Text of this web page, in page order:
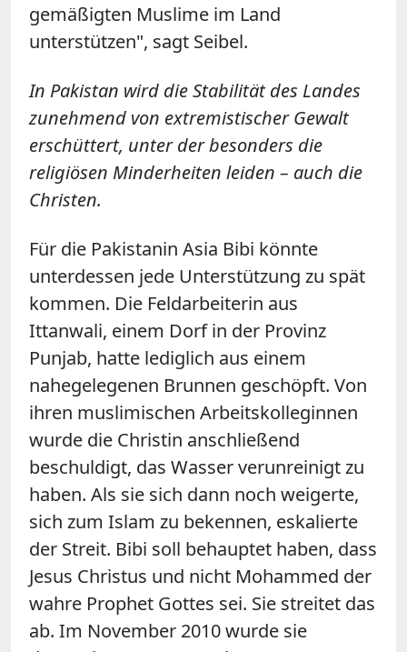
gemäßigten Muslime im Land
unterstützen", sagt Seibel.
In Pakistan wird die Stabilität des Landes
zunehmend von extremistischer Gewalt
erschüttert, unter der besonders die
religiösen Minderheiten leiden – auch die
Christen.
Für die Pakistanin Asia Bibi könnte
unterdessen jede Unterstützung zu spät
kommen. Die Feldarbeiterin aus
Ittanwali, einem Dorf in der Provinz
Punjab, hatte lediglich aus einem
nahegelegenen Brunnen geschöpft. Von
ihren muslimischen Arbeitskolleginnen
wurde die Christin anschließend
beschuldigt, das Wasser verunreinigt zu
haben. Als sie sich dann noch weigerte,
sich zum Islam zu bekennen, eskalierte
der Streit. Bibi soll behauptet haben, dass
Jesus Christus und nicht Mohammed der
wahre Prophet Gottes sei. Sie streitet das
ab. Im November 2010 wurde sie